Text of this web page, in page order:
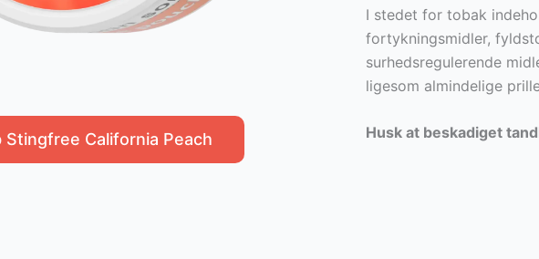
Stingfree California Peach
I stedet for tobak
fortykningsmidler,
surhedsregulerende
ligesom almindelige
Husk at beskadiget